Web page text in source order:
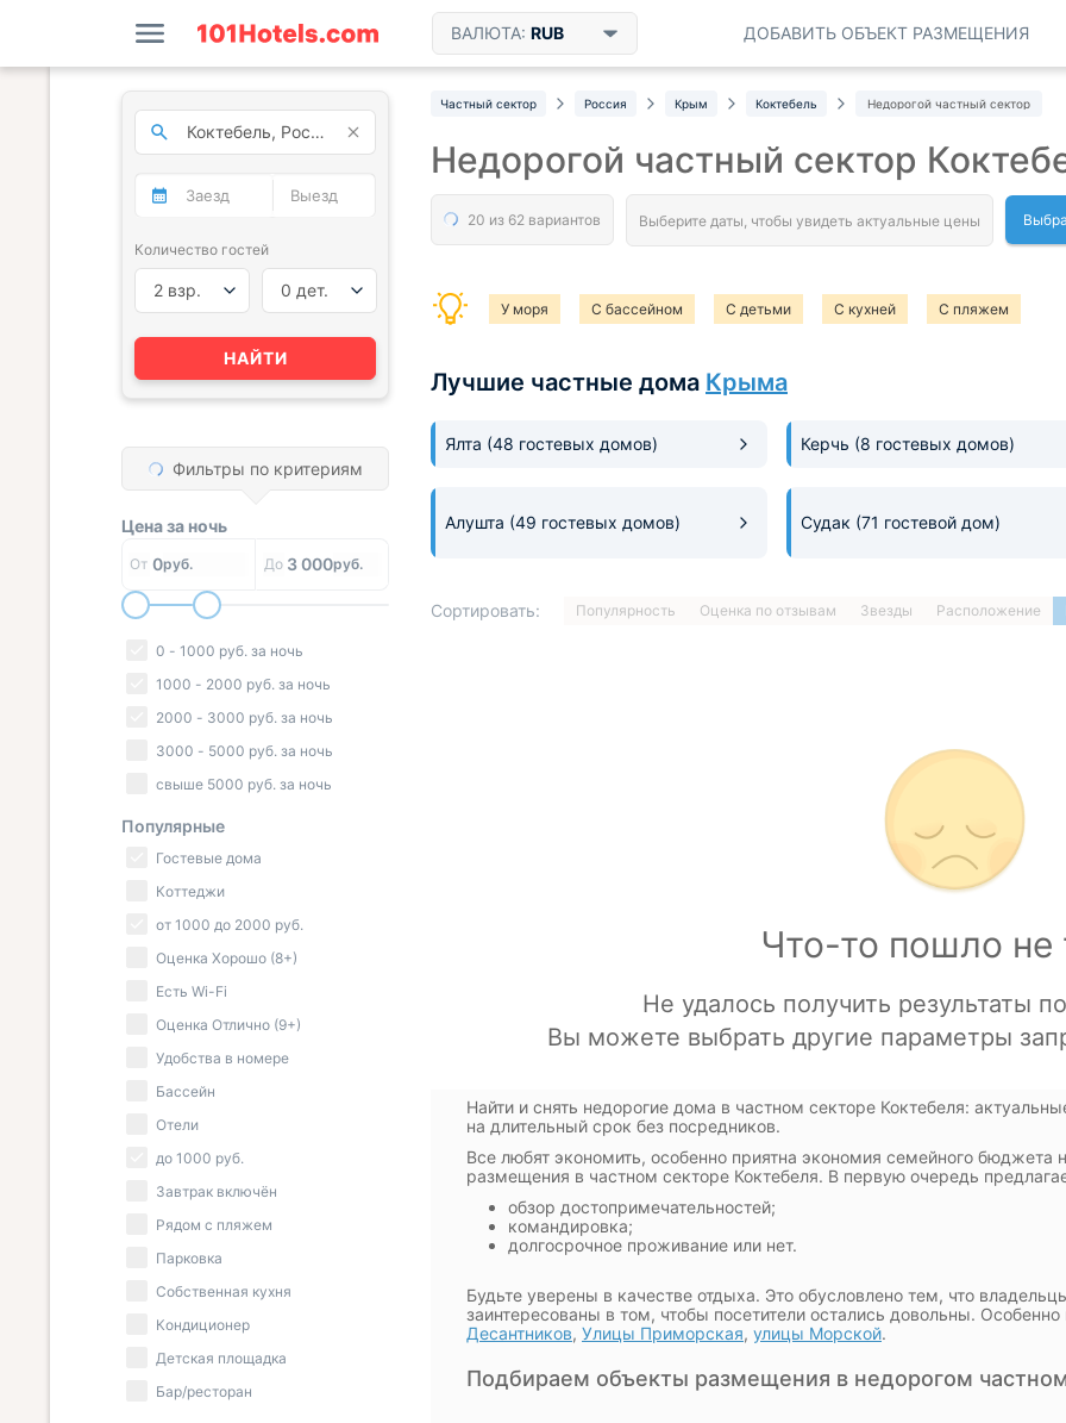
ВАЛЮТА: RUB ДОБАВИТЬ ОБЪЕКТ РАЗМЕЩЕНИЯ
Частный сектор Россия Крым Коктебель Недорогой частный сектор
Недорогой частный сектор
У моря С бассейном С детьми С кухней С пляжем
Лучшие частные дома Крыма
Ялта (48 гостевых домов) Керчь (8 гостевых домов)
Алушта (49 гостевых домов) Судак (71 гостевой дом)
Сортировать: Популярность Оценка по отзывам Звезды Расположение
Найти и снять недорогие дома в частном секторе Коктебеля:
на длительный срок без посредников.
Все любят экономить, особенно приятна экономия семейного
размещения в частном секторе Коктебеля. В первую очередь
обзор достопримечательностей;
командировка;
долгосрочное проживание или нет.
Будьте уверены в качестве отдыха. Это обусловлено тем, что
заинтересованы в том, чтобы посетители остались довольны.
Десантников, Улицы Приморская, улицы Морской.
Подбираем объекты размещения в недорогом
Количество гостей
2 взр. 0 дет.
НАЙТИ
Фильтры по критериям
Цена за ночь
От 0руб. До 3 000руб.
0 - 1000 руб. за ночь
1000 - 2000 руб. за ночь
2000 - 3000 руб. за ночь
3000 - 5000 руб. за ночь
свыше 5000 руб. за ночь
Популярные
Гостевые дома
Коттеджи
от 1000 до 2000 руб.
Оценка Хорошо (8+)
Есть Wi-Fi
Оценка Отлично (9+)
Удобства в номере
Бассейн
Отели
до 1000 руб.
Завтрак включён
Рядом с пляжем
Парковка
Собственная кухня
Кондиционер
Детская площадка
Бар/ресторан